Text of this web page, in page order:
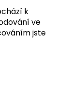
k
ve
jste